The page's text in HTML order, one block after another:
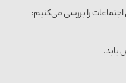
اجتماعات را بررسی می‌کنیم: